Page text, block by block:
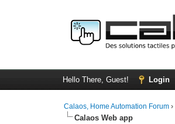
Hello There, Guest! Login
Calaos, Home Automation Forum ›
Calaos Web app